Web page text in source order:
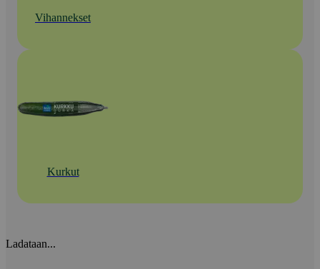
Vihannekset
Kurkut
Ladataan...